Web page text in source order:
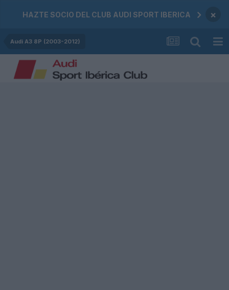
HAZTE SOCIO DEL CLUB AUDI SPORT IBERICA ×
Audi A3 8P (2003-2012)